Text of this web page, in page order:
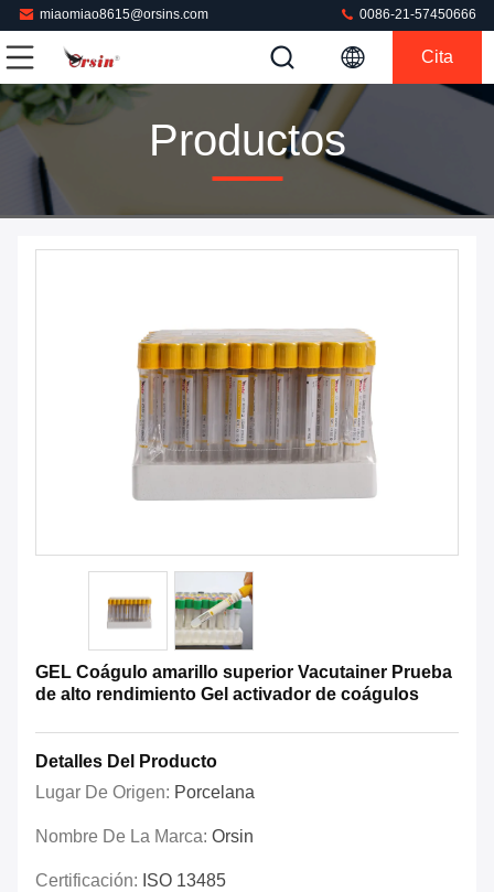
miaomiao8615@orsins.com 0086-21-57450666
Cita
Productos
GEL Coágulo amarillo superior Vacutainer Prueba
de alto rendimiento Gel activador de coágulos
Detalles Del Producto
Lugar De Origen: Porcelana
Nombre De La Marca: Orsin
Certificación: ISO 13485